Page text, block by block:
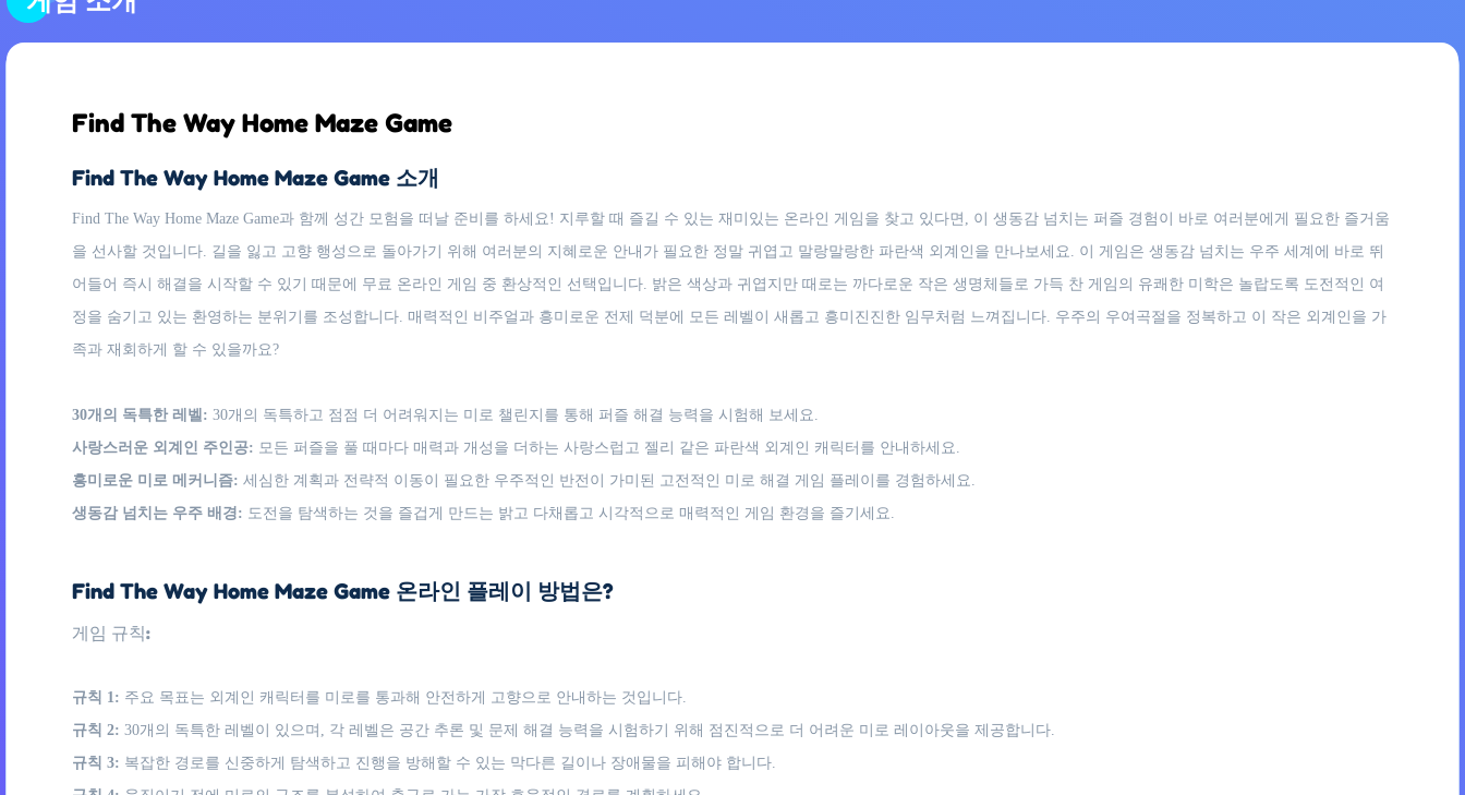
Find The Way Home Maze Game
Find The Way Home Maze Game 소개
Find The Way Home Maze Game과 함께 성간 모험을 떠날 준비를 하세요! 지루할 때 즐길 수 있는 재미있는 온라인 게임을 찾고 있다면, 이 생동감 넘치는 퍼즐 경험이 바로 여러분에게 필요한 즐거움
을 선사할 것입니다. 길을 잃고 고향 행성으로 돌아가기 위해 여러분의 지혜로운 안내가 필요한 정말 귀엽고 말랑말랑한 파란색 외계인을 만나보세요. 이 게임은 생동감 넘치는 우주 세계에 바로 뛰
어들어 즉시 해결을 시작할 수 있기 때문에 무료 온라인 게임 중 환상적인 선택입니다. 밝은 색상과 귀엽지만 때로는 까다로운 작은 생명체들로 가득 찬 게임의 유쾌한 미학은 놀랍도록 도전적인 여
정을 숨기고 있는 환영하는 분위기를 조성합니다. 매력적인 비주얼과 흥미로운 전제 덕분에 모든 레벨이 새롭고 흥미진진한 임무처럼 느껴집니다. 우주의 우여곡절을 정복하고 이 작은 외계인을 가
족과 재회하게 할 수 있을까요?
30개의 독특한 레벨: 30개의 독특하고 점점 더 어려워지는 미로 챌린지를 통해 퍼즐 해결 능력을 시험해 보세요.
사랑스러운 외계인 주인공: 모든 퍼즐을 풀 때마다 매력과 개성을 더하는 사랑스럽고 젤리 같은 파란색 외계인 캐릭터를 안내하세요.
흥미로운 미로 메커니즘: 세심한 계획과 전략적 이동이 필요한 우주적인 반전이 가미된 고전적인 미로 해결 게임 플레이를 경험하세요.
생동감 넘치는 우주 배경: 도전을 탐색하는 것을 즐겁게 만드는 밝고 다채롭고 시각적으로 매력적인 게임 환경을 즐기세요.
Find The Way Home Maze Game 온라인 플레이 방법은?
게임 규칙:
규칙 1: 주요 목표는 외계인 캐릭터를 미로를 통과해 안전하게 고향으로 안내하는 것입니다.
규칙 2: 30개의 독특한 레벨이 있으며, 각 레벨은 공간 추론 및 문제 해결 능력을 시험하기 위해 점진적으로 더 어려운 미로 레이아웃을 제공합니다.
규칙 3: 복잡한 경로를 신중하게 탐색하고 진행을 방해할 수 있는 막다른 길이나 장애물을 피해야 합니다.